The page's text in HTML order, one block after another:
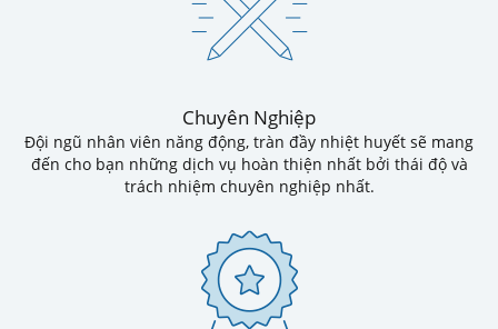
Chuyên Nghiệp
Đội ngũ nhân viên năng động, tràn đầy nhiệt huyết sẽ mang
đến cho bạn những dịch vụ hoàn thiện nhất bởi thái độ và
trách nhiệm chuyên nghiệp nhất.